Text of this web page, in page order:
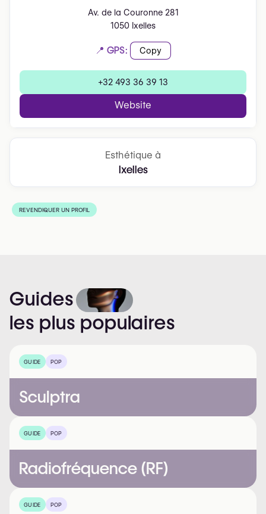
Av. de la Couronne 281
1050 Ixelles
📍 GPS: Copy
+32 493 36 39 13
Website
Esthétique à
Ixelles
REVENDIQUER UN PROFIL
Guides
les plus populaires
GUIDE POP
Sculptra
GUIDE POP
Radiofréquence (RF)
GUIDE POP